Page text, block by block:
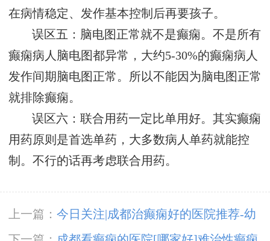
在病情稳定、发作基本控制后再要孩子。
误区五：脑电图正常就不是癫痫。不是所有
癫痫病人脑电图都异常，大约5-30%的癫痫病人
发作间期脑电图正常。所以不能因为脑电图正常
就排除癫痫。
误区六：联合用药一定比单用好。其实癫痫
用药原则是首选单药，大多数病人单药就能控
制。不行的话再考虑联合用药。
上一篇： 今日关注|成都治癫痫好的医院推荐-幼